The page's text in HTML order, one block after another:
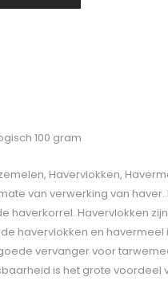
100 gram
Havervlokken,
van verwerking van
haverkorrel. Havervlokken
havervlokken en
vervanger voor
is het grote voordeel